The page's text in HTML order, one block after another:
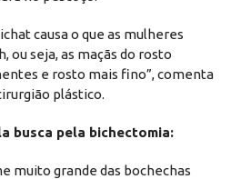
causa o que as mulheres
ou seja, as maçãs do rosto
e rosto mais fino”, comenta
plástico.
busca pela bichectomia:
muito grande das bochechas